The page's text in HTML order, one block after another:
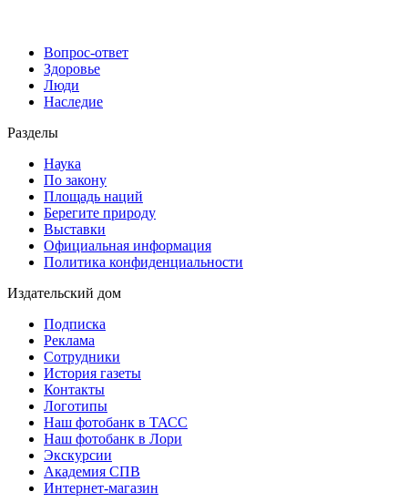
Вопрос-ответ
Здоровье
Люди
Наследие
Разделы
Наука
По закону
Площадь наций
Берегите природу
Выставки
Официальная информация
Политика конфиденциальности
Издательский дом
Подписка
Реклама
Сотрудники
История газеты
Контакты
Логотипы
Наш фотобанк в ТАСС
Наш фотобанк в Лори
Экскурсии
Академия СПВ
Интернет-магазин